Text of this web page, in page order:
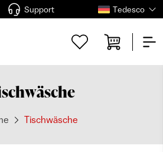
Support Tedesco
Tischwäsche